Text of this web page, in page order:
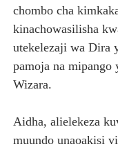
chombo cha
kinachowasilisha
utekelezaji wa Dira
pamoja na mipango
Wizara.
Aidha, alielekeza
muundo unaoakisi